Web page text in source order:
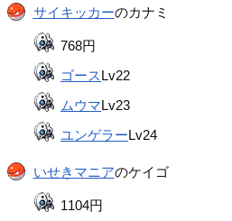
サイキッカーのカナミ
768円
ゴースLv22
ムウマLv23
ユンゲラーLv24
いせきマニアのケイゴ
1104円